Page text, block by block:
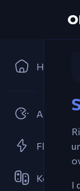
Hjem
Arkader
Flash Spill
Kooperativ
I